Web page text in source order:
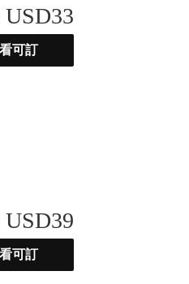
USD33
可訂
USD39
可訂